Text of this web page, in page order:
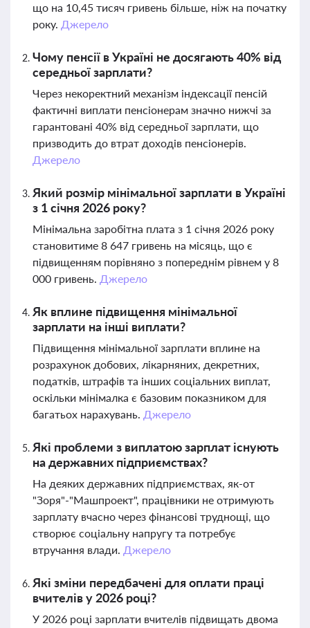
що на 10,45 тисяч гривень більше, ніж на початку
року. Джерело
Чому пенсії в Україні не досягають 40% від
середньої зарплати?
Через некоректний механізм індексації пенсій
фактичні виплати пенсіонерам значно нижчі за
гарантовані 40% від середньої зарплати, що
призводить до втрат доходів пенсіонерів.
Джерело
Який розмір мінімальної зарплати в Україні
з 1 січня 2026 року?
Мінімальна заробітна плата з 1 січня 2026 року
становитиме 8 647 гривень на місяць, що є
підвищенням порівняно з попереднім рівнем у 8
000 гривень. Джерело
Як вплине підвищення мінімальної
зарплати на інші виплати?
Підвищення мінімальної зарплати вплине на
розрахунок добових, лікарняних, декретних,
податків, штрафів та інших соціальних виплат,
оскільки мінімалка є базовим показником для
багатьох нарахувань. Джерело
Які проблеми з виплатою зарплат існують
на державних підприємствах?
На деяких державних підприємствах, як-от
"Зоря"-"Машпроект", працівники не отримують
зарплату вчасно через фінансові труднощі, що
створює соціальну напругу та потребує
втручання влади. Джерело
Які зміни передбачені для оплати праці
вчителів у 2026 році?
У 2026 році зарплати вчителів підвищать двома